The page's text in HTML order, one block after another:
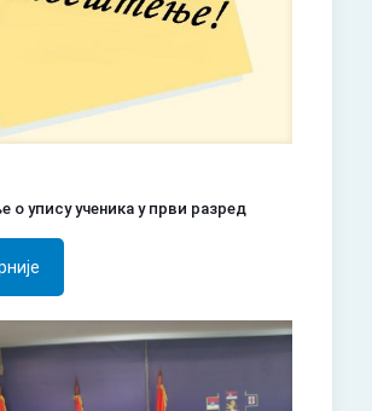
о упису ученика у први разред